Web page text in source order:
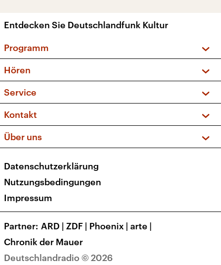
Entdecken Sie Deutschlandfunk Kultur
Programm
Sendungen und Podcasts
Musikliste
Kakadu – Das Kinderprogramm
Hören
Frequenzen (UKW + DAB+)
Service
FAQ
Apps
Newsletter
Veranstaltungen
Kontakt
Social Media
Über uns
Presse
Karriere
Transparenz
Deutschlandradio © 2026
Datenschutzerklärung
Nutzungsbedingungen
Impressum
Partner ARD | ZDF | Phoenix | arte |
Chronik der Mauer